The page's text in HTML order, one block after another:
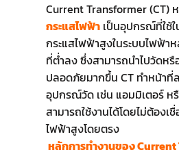
Current Transformer (CT)
กระแสไฟฟ้าเป็นอุปกรณ์ที่ใช้ใ
กระแสไฟฟ้าสูงในระบบไฟฟ้า
ที่ต่ำลง ซึ่งสามารถนำไปวัดห
ปลอดภัยมากขึ้น CT ทำหน้าที่
อุปกรณ์วัด เช่น แอมมิเตอร์
สามารถใช้งานได้โดยไม่ต้องเ
ไฟฟ้าสูงโดยตรง
หลักการทำงานของ